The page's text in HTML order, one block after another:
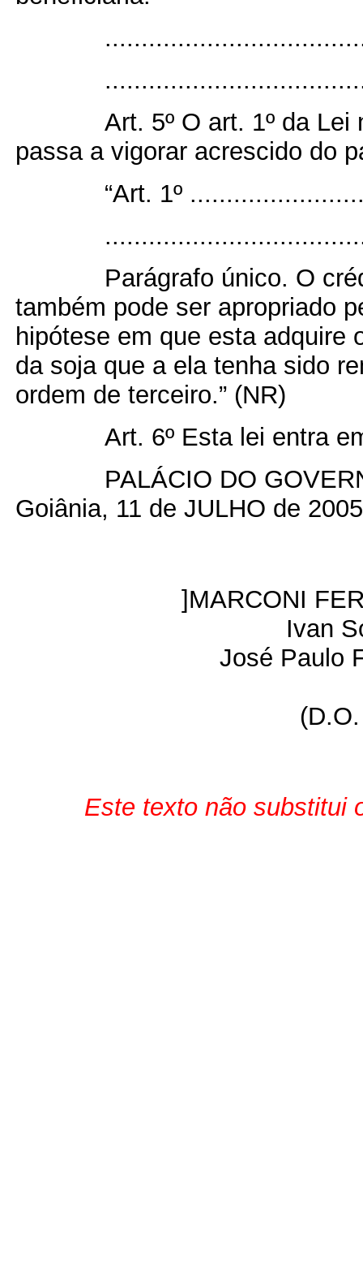
Art. 5º O art. 1º da Lei
passa a vigorar acrescido do
“Art. 1º
Parágrafo único. O
também pode ser apropriado
hipótese em que esta adquire
da soja que a ela tenha sido
ordem de terceiro.” (NR)
Art. 6º Esta lei entra
PALÁCIO DO
Goiânia, 11 de JULHO de
]MARCONI
Ivan
José Paulo
Este texto não substitui